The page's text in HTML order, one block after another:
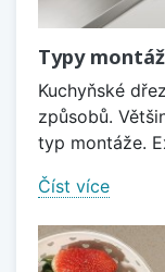
Typy
Kuchyňské
způsobů.
typ montáže.
Číst více